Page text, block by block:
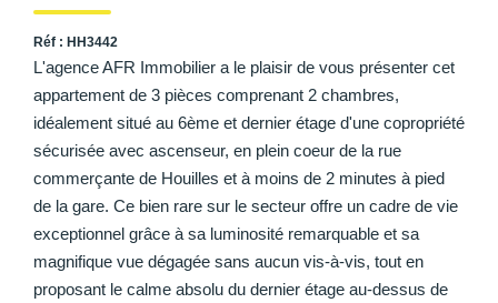
Réf : HH3442
L'agence AFR Immobilier a le plaisir de vous présenter cet
appartement de 3 pièces comprenant 2 chambres,
idéalement situé au 6ème et dernier étage d'une copropriété
sécurisée avec ascenseur, en plein coeur de la rue
commerçante de Houilles et à moins de 2 minutes à pied
de la gare. Ce bien rare sur le secteur offre un cadre de vie
exceptionnel grâce à sa luminosité remarquable et sa
magnifique vue dégagée sans aucun vis-à-vis, tout en
proposant le calme absolu du dernier étage au-dessus de